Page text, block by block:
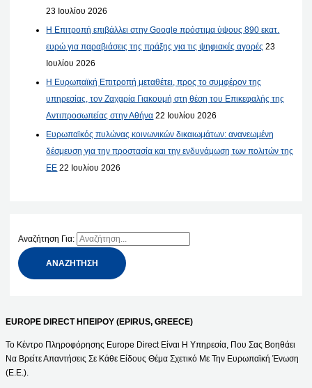
23 Ιουλίου 2026
Η Επιτροπή επιβάλλει στην Google πρόστιμα ύψους 890 εκατ.
ευρώ για παραβιάσεις της πράξης για τις ψηφιακές αγορές 23
Ιουλίου 2026
Η Ευρωπαϊκή Επιτροπή μεταθέτει, προς το συμφέρον της
υπηρεσίας, τον Ζαχαρία Γιακουμή στη θέση του Επικεφαλής της
Αντιπροσωπείας στην Αθήνα 22 Ιουλίου 2026
Ευρωπαϊκός πυλώνας κοινωνικών δικαιωμάτων: ανανεωμένη
δέσμευση για την προστασία και την ενδυνάμωση των πολιτών της
ΕΕ 22 Ιουλίου 2026
Αναζήτηση Για:
EUROPE DIRECT ΗΠΕΙΡΟΥ (EPIRUS, GREECE)
Το Κέντρο Πληροφόρησης Europe Direct Είναι Η Υπηρεσία, Που Σας Βοηθάει
Να Βρείτε Απαντήσεις Σε Κάθε Είδους Θέμα Σχετικό Με Την Ευρωπαϊκή Ένωση
(Ε.Ε.).